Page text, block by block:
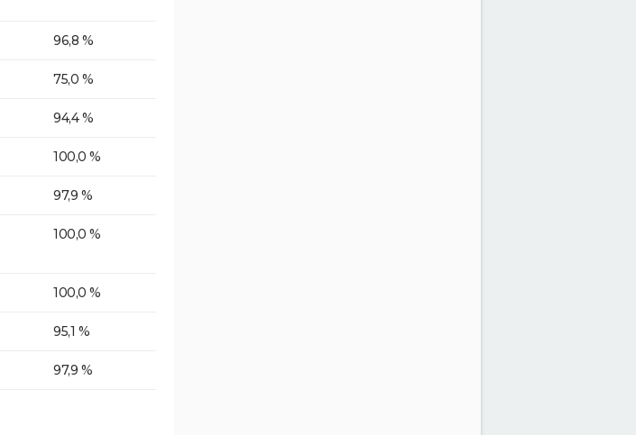
96,8 %
75,0 %
94,4 %
100,0 %
97,9 %
100,0 %
100,0 %
95,1 %
97,9 %